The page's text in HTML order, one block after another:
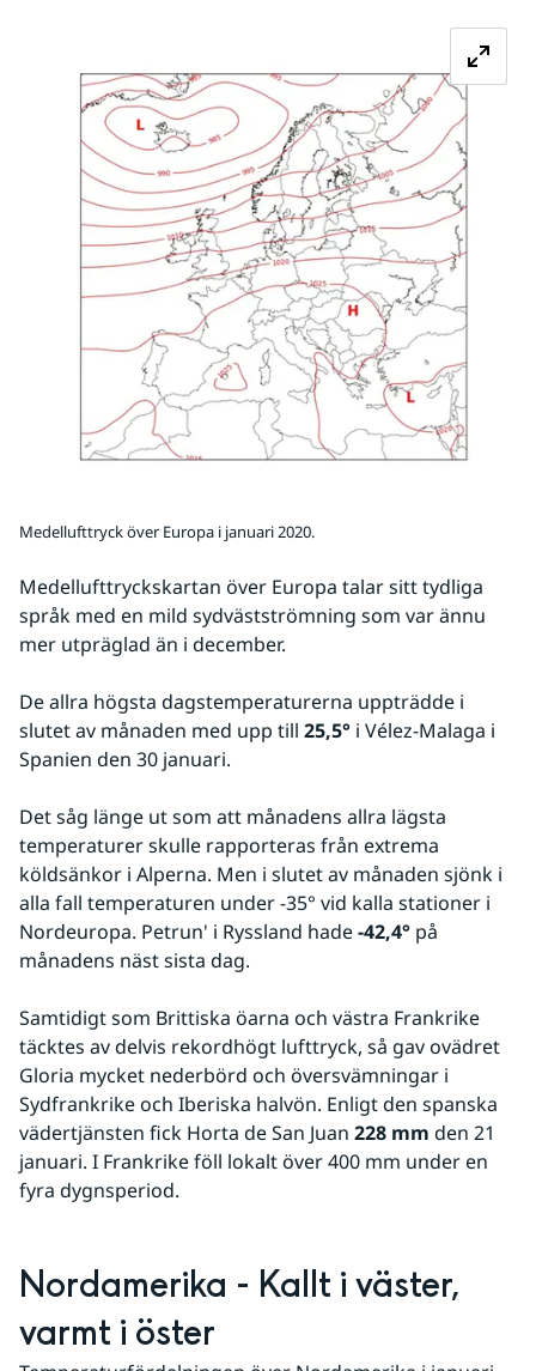
Medellufttryck över Europa i januari 2020.
Medellufttryckskartan över Europa talar sitt tydliga
språk med en mild sydvästströmning som var ännu
mer utpräglad än i december.
De allra högsta dagstemperaturerna uppträdde i
slutet av månaden med upp till 25,5° i Vélez-Malaga i
Spanien den 30 januari.
Det såg länge ut som att månadens allra lägsta
temperaturer skulle rapporteras från extrema
köldsänkor i Alperna. Men i slutet av månaden sjönk i
alla fall temperaturen under -35° vid kalla stationer i
Nordeuropa. Petrun' i Ryssland hade -42,4° på
månadens näst sista dag.
Samtidigt som Brittiska öarna och västra Frankrike
täcktes av delvis rekordhögt lufttryck, så gav ovädret
Gloria mycket nederbörd och översvämningar i
Sydfrankrike och Iberiska halvön. Enligt den spanska
vädertjänsten fick Horta de San Juan 228 mm den 21
januari. I Frankrike föll lokalt över 400 mm under en
fyra dygnsperiod.
Nordamerika - Kallt i väster,
varmt i öster